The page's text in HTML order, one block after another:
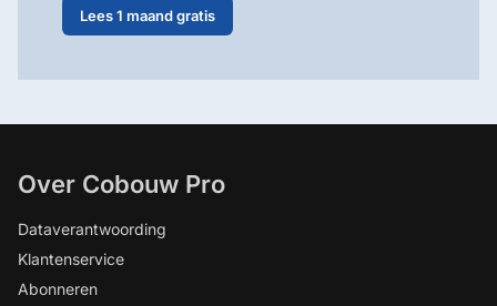
Lees 1 maand gratis
Over Cobouw Pro
Dataverantwoording
Klantenservice
Abonneren